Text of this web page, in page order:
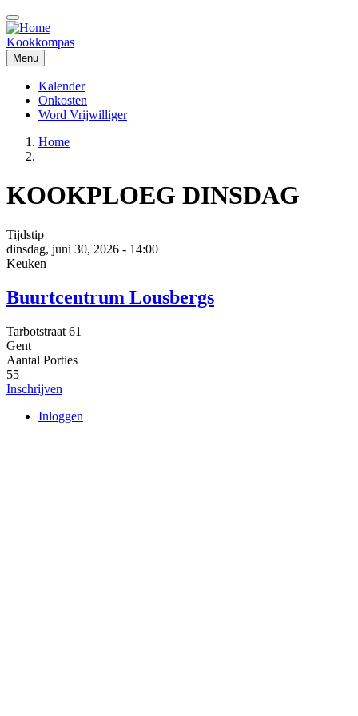
Overslaan
en
naar
de
inhoud
gaan
Kookkompas
Menu
Main
navigation
Kalender
Onkosten
Word Vrijwilliger
Kruimelpad
Home
KOOKPLOEG DINSDAG
Tijdstip
dinsdag, juni 30, 2026 - 14:00
Keuken
Buurtcentrum Lousbergs
Tarbotstraat 61
Gent
Aantal Porties
55
Inschrijven
Inloggen